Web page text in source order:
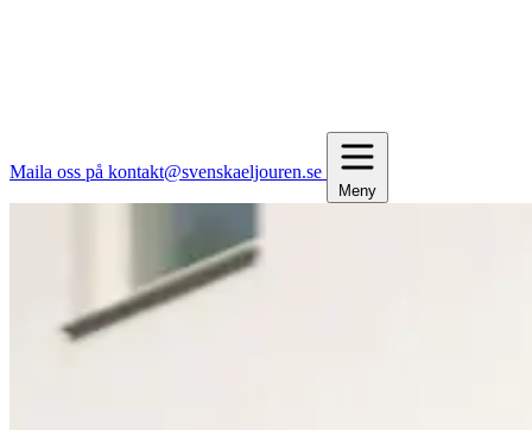
Maila oss på kontakt@svenskaeljouren.se
Meny